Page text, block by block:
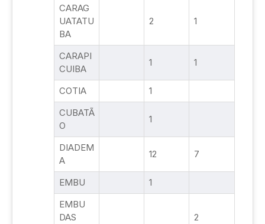
CARAG
UATATU
BA
2 1
CARAPI
CUIBA
1 1
COTIA
1
CUBATÃ
O
1
DIADEM
A
12 7
EMBU
1
EMBU
DAS
2